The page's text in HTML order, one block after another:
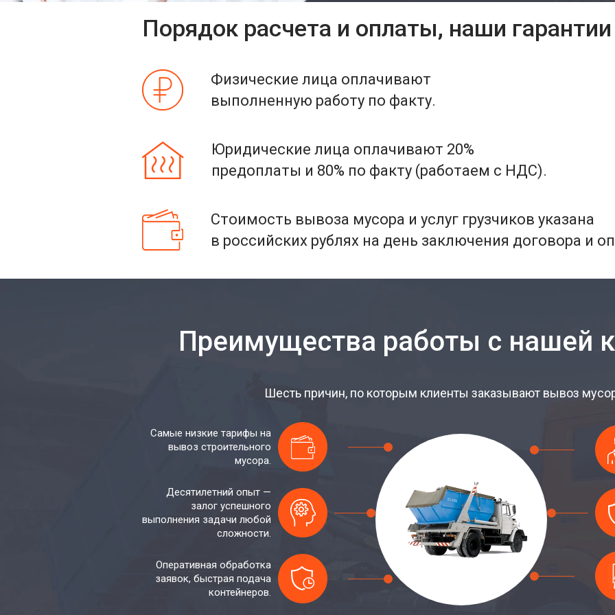
Порядок расчета и оплаты, наши гарантии
Физические лица оплачивают
выполненную работу по факту.
Юридические лица оплачивают 20%
предоплаты и 80% по факту (работаем с НДС).
Стоимость вывоза мусора и услуг грузчиков указана
в российских рублях на день заключения договора и
Преимущества работы с нашей
Шесть причин, по которым клиенты заказывают вывоз
Самые низкие тарифы на
вывоз строительного
мусора.
Десятилетний опыт —
залог успешного
выполнения задачи любой
сложности.
Оперативная обработка
заявок, быстрая подача
контейнеров.